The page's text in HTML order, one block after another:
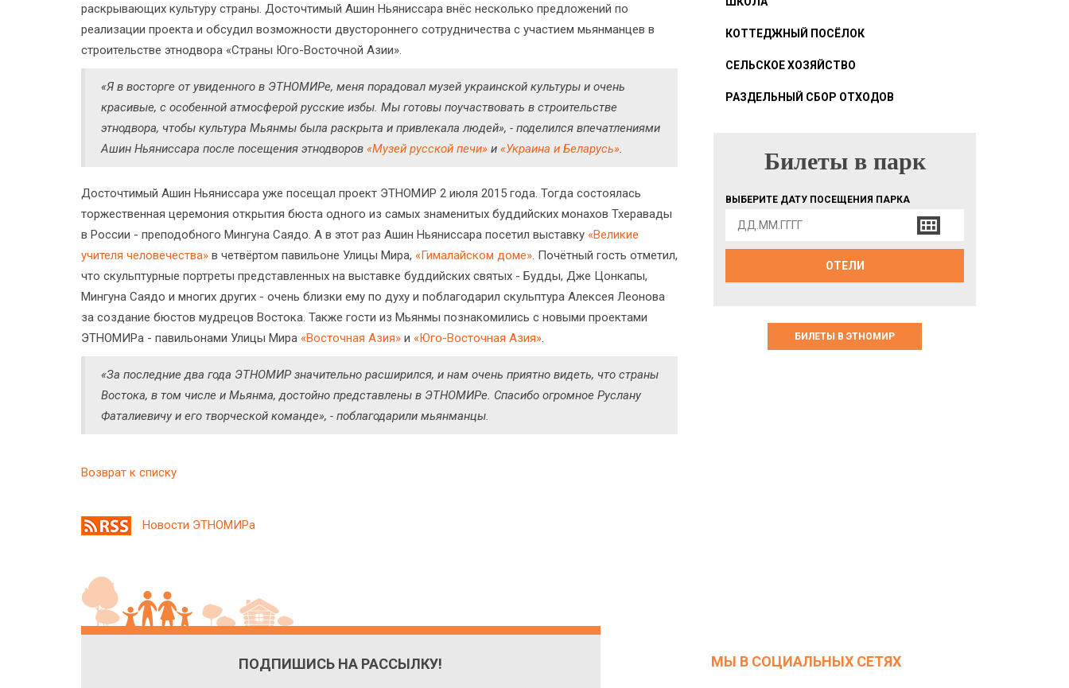
раскрывающих культуру страны. Досточтимый Ашин Ньяниссара внёс несколько предложений по
реализации проекта и обсудил возможности двустороннего сотрудничества с участием мьянманцев в
строительстве этнодвора «Страны Юго-Восточной Азии».
«Я в восторге от увиденного в ЭТНОМИРе, меня порадовал музей украинской культуры и очень
красивые, с особенной атмосферой русские избы. Мы готовы поучаствовать в строительстве
этнодвора, чтобы культура Мьянмы была раскрыта и привлекала людей», - поделился впечатлениями
Ашин Ньяниссара после посещения этнодворов «Музей русской печи» и «Украина и Беларусь».
Досточтимый Ашин Ньяниссара уже посещал проект ЭТНОМИР 2 июля 2015 года. Тогда состоялась
торжественная церемония открытия бюста одного из самых знаменитых буддийских монахов Тхеравады
в России - преподобного Мингуна Саядо. А в этот раз Ашин Ньяниссара посетил выставку «Великие
учителя человечества» в четвёртом павильоне Улицы Мира, «Гималайском доме». Почётный гость отметил,
что скульптурные портреты представленных на выставке буддийских святых - Будды, Дже Цонкапы,
Мингуна Саядо и многих других - очень близки ему по духу и поблагодарил скульптура Алексея Леонова
за создание бюстов мудрецов Востока. Также гости из Мьянмы познакомились с новыми проектами
ЭТНОМИРа - павильонами Улицы Мира «Восточная Азия» и «Юго-Восточная Азия».
«За последние два года ЭТНОМИР значительно расширился, и нам очень приятно видеть, что страны
Востока, в том числе и Мьянма, достойно представлены в ЭТНОМИРе. Спасибо огромное Руслану
Фаталиевичу и его творческой команде», - поблагодарили мьянманцы.
Возврат к списку
КОТТЕДЖНЫЙ ПОСЁЛОК
СЕЛЬСКОЕ ХОЗЯЙСТВО
РАЗДЕЛЬНЫЙ СБОР ОТХОДОВ
БИЛЕТЫ В ПАРК
Билеты в парк
ВЫБЕРИТЕ ДАТУ ПОСЕЩЕНИЯ ПАРКА
ОТЕЛИ
БИЛЕТЫ В ЭТНОМИР
Новости ЭТНОМИРа
ПОДПИШИСЬ НА РАССЫЛКУ! МЫ В СОЦИАЛЬНЫХ СЕТЯХ